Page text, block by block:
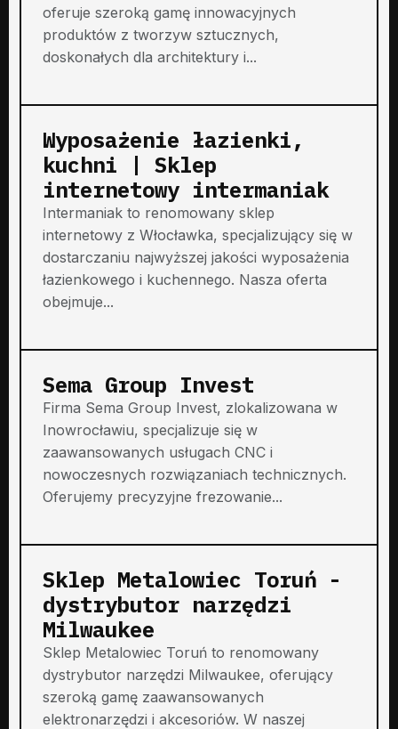
oferuje szeroką gamę innowacyjnych
produktów z tworzyw sztucznych,
doskonałych dla architektury i...
Wyposażenie łazienki,
kuchni | Sklep
internetowy intermaniak
Intermaniak to renomowany sklep
internetowy z Włocławka, specjalizujący się w
dostarczaniu najwyższej jakości wyposażenia
łazienkowego i kuchennego. Nasza oferta
obejmuje...
Sema Group Invest
Firma Sema Group Invest, zlokalizowana w
Inowrocławiu, specjalizuje się w
zaawansowanych usługach CNC i
nowoczesnych rozwiązaniach technicznych.
Oferujemy precyzyjne frezowanie...
Sklep Metalowiec Toruń -
dystrybutor narzędzi
Milwaukee
Sklep Metalowiec Toruń to renomowany
dystrybutor narzędzi Milwaukee, oferujący
szeroką gamę zaawansowanych
elektronarzędzi i akcesoriów. W naszej